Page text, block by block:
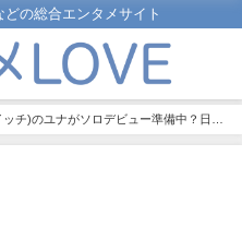
の総合エンタメサイト
ッチ)のユナがソロデビュー準備中？日程